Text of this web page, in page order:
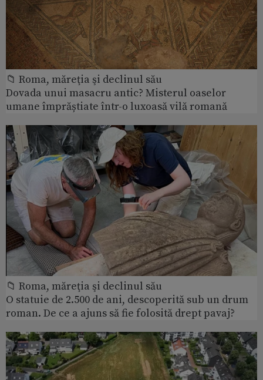
📁 Roma, măreţia şi declinul său
Dovada unui masacru antic? Misterul oaselor
umane împrăștiate într-o luxoasă vilă romană
📁 Roma, măreţia şi declinul său
O statuie de 2.500 de ani, descoperită sub un drum
roman. De ce a ajuns să fie folosită drept pavaj?